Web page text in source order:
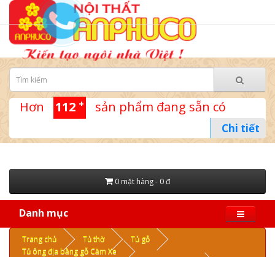
Hơn 112 + sản phẩm đang sẵn có
Chi tiết
0 mặt hàng - 0 đ
Danh mục
Trang chủ Tủ thờ
Tủ gỗ
Tủ ông địa bằng gỗ Căm Xe